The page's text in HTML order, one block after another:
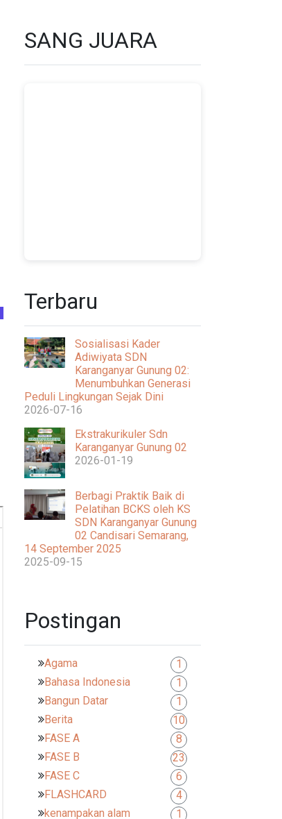
SANG JUARA
Terbaru
Sosialisasi Kader
Adiwiyata SDN
Karanganyar Gunung 02:
Menumbuhkan Generasi
Peduli Lingkungan Sejak Dini
2026-07-16
Ekstrakurikuler Sdn
Karanganyar Gunung 02
2026-01-19
Berbagi Praktik Baik di
Pelatihan BCKS oleh KS
SDN Karanganyar Gunung
02 Candisari Semarang,
14 September 2025
2025-09-15
Postingan
Agama
1
Bahasa Indonesia
1
Bangun Datar
1
Berita
10
FASE A
8
FASE B
23
FASE C
6
FLASHCARD
4
kenampakan alam
1